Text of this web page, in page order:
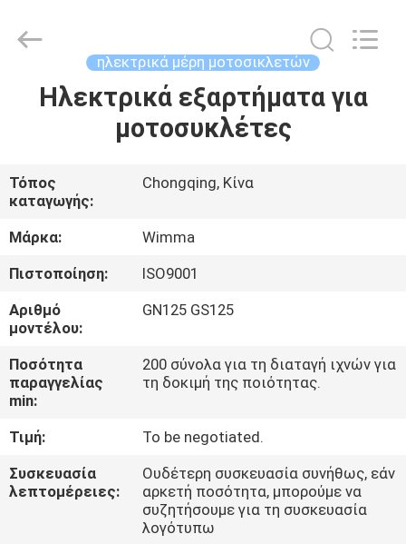
ΣΠΊΤΙ
ΒΊΝΤΕΟ
ΣΧΕΤΙΚΆ
ΜΕ
ΕΜΆΣ
ΕΠΙΣΚΕΨΉ
ΕΡΓΟΣΤΑΣΊΟΥ
ΈΛΕΓΧΟΣ
ΠΟΙΌΤΗΤΑΣ
Parts
ηλεκτρικά μέρη μοτοσικλετών
Ηλεκτρικά εξαρτήματα για
μοτοσυκλέτες
Τόπος
καταγωγής:
Chongqing, Κίνα
Μάρκα:
Wimma
Πιστοποίηση:
ISO9001
Αριθμό
μοντέλου:
GN125 GS125
Ποσότητα
παραγγελίας
min:
200 σύνολα για τη διαταγή ιχνών για
τη δοκιμή της ποιότητας.
Τιμή:
To be negotiated.
Συσκευασία
λεπτομέρειες:
Ουδέτερη συσκευασία συνήθως, εάν
αρκετή ποσότητα, μπορούμε να
συζητήσουμε για τη συσκευασία
λογότυπω